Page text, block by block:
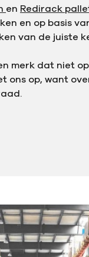
en Redirack
en op basis
van de juiste
merk dat niet
ons op, want